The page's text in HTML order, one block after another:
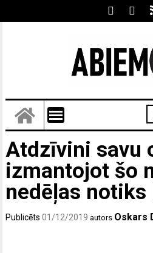
Atdzīvini savu
izmantojot šo
nedēļas
Publicēts01/12/2019 autors Oskars